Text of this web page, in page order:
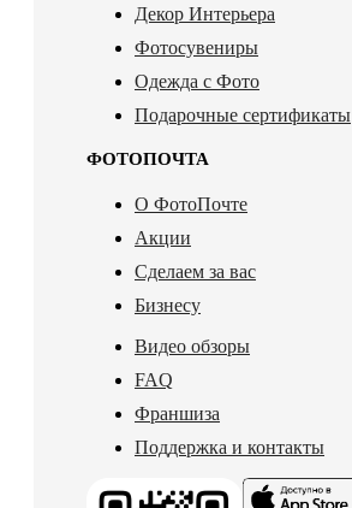
Декор Интерьера
Фотосувениры
Одежда с Фото
Подарочные сертификаты
ФОТОПОЧТА
О ФотоПочте
Акции
Сделаем за вас
Бизнесу
Видео обзоры
FAQ
Франшиза
Поддержка и контакты